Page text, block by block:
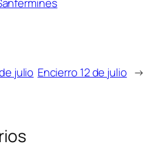
julio Encierro 12 de julio →